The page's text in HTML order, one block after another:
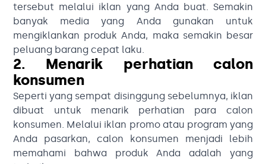
tersebut melalui iklan yang Anda buat. Semakin
banyak media yang Anda gunakan untuk
mengiklankan produk Anda, maka semakin besar
peluang barang cepat laku.
2. Menarik perhatian calon
konsumen
Seperti yang sempat disinggung sebelumnya, iklan
dibuat untuk menarik perhatian para calon
konsumen. Melalui iklan promo atau program yang
Anda pasarkan, calon konsumen menjadi lebih
memahami bahwa produk Anda adalah yang